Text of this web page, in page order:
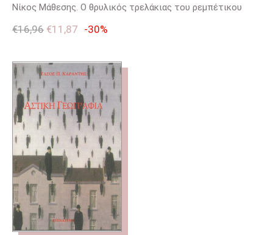
Νίκος Μάθεσης. Ο θρυλικός τρελάκιας του ρεμπέτικου
€16,96 €11,87 -30%